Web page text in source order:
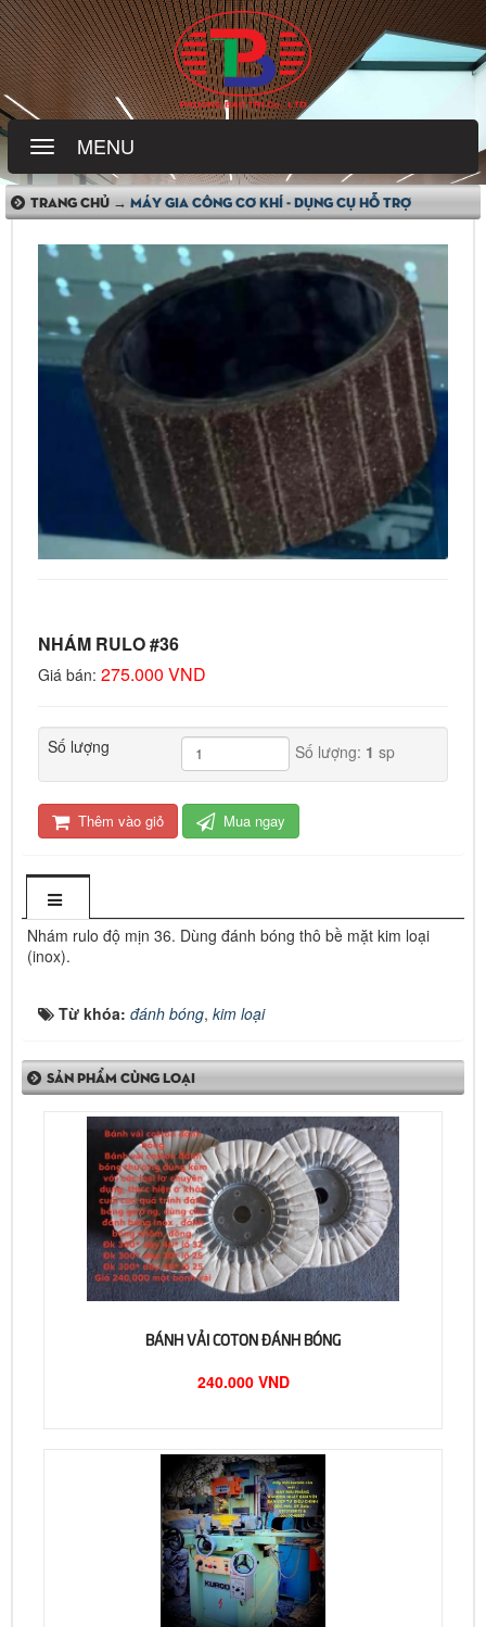
MENU
TRANG CHỦ → MÁY GIA CÔNG CƠ KHÍ - DỤNG CỤ HỖ TRỢ
NHÁM RULO #36
Giá bán: 275.000 VND
Số lượng Số lượng: 1 sp
Thêm vào giỏ Mua ngay
Nhám rulo độ mịn 36. Dùng đánh bóng thô bề mặt kim loại
(inox).
Từ khóa: đánh bóng, kim loại
SẢN PHẨM CÙNG LOẠI
BÁNH VẢI COTON ĐÁNH BÓNG
240.000 VND